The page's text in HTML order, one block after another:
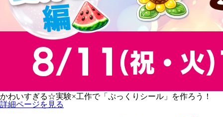
かわいすぎる☆実験×工作で「ぷっくりシール」を作ろう！
詳細ページを見る